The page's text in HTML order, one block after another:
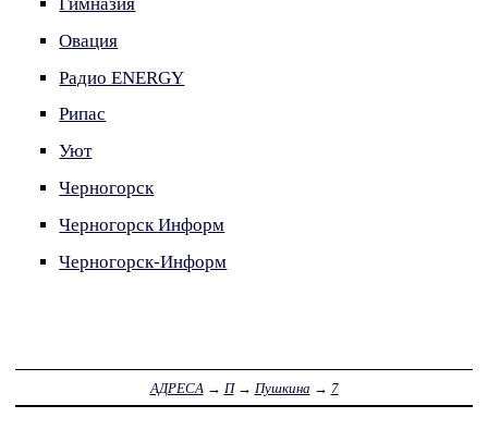
Овация
Радио ENERGY
Рипас
Уют
Черногорск
Черногорск Информ
Черногорск-Информ
АДРЕСА → П→ Пушкина → 7